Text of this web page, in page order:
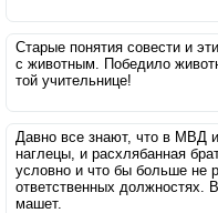
Старые понятия совести и
с животным. Победило
той учительнице!
Давно все знают, что в МВД
наглецы, и расхлябанная
условно и что бы больше не
ответственных должностях.
машет.